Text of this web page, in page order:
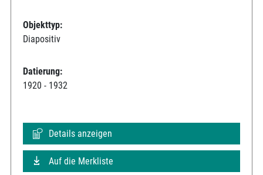
Objekttyp:
Diapositiv
Datierung:
1920 - 1932
Details anzeigen
Auf die Merkliste